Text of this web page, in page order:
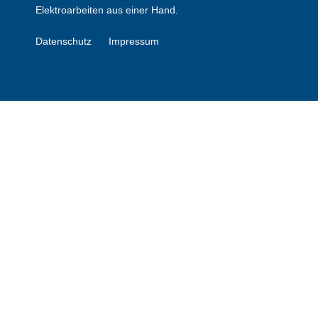
Elektroarbeiten aus einer Hand.
Datenschutz Impressum